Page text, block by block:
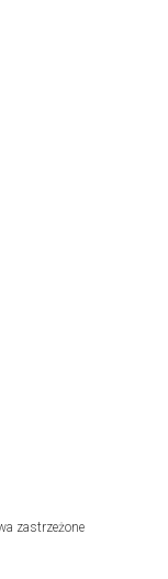
zastrzeżone